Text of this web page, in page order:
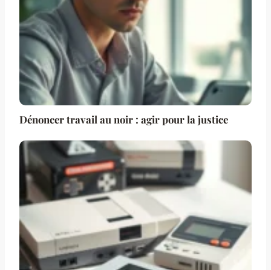
Dénoncer travail au noir : agir pour la justice